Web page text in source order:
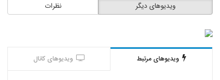
نظرات ویدیوهای دیگر
ویدیوهای مرتبط ویدیوهای کانال